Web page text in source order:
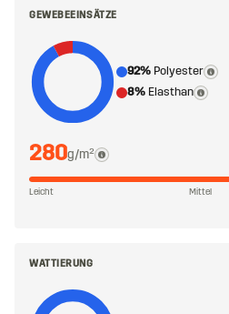
GEWEBEEINSÄTZE
92% Polyester
8% Elasthan
280g/m²
Leicht Mittel
WATTIERUNG